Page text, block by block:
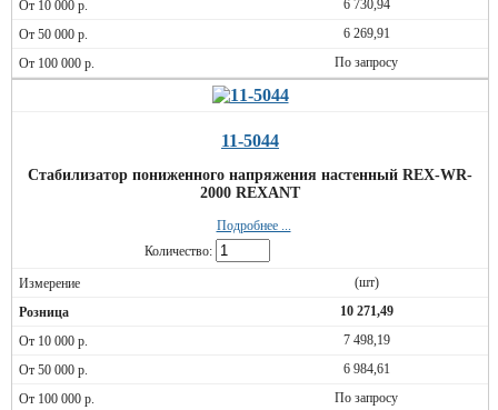
6 730,94
6 269,91
По запросу
11-5044
Стабилизатор пониженного напряжения настенный REX-WR-
2000 REXANT
Подробнее ...
Количество:
(шт)
10 271,49
7 498,19
6 984,61
По запросу